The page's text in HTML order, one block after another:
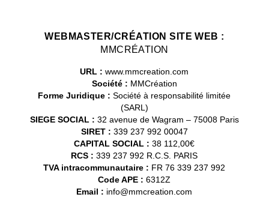
WEBMASTER/CRÉATION SITE WEB :
MMCRÉATION
URL :www.mmcreation.com
Société : MMCréation
Forme Juridique :Société à responsabilité limitée
(SARL)
SIEGE SOCIAL : 32 avenue de Wagram – 75008 Paris
SIRET : 339 237 992 00047
CAPITAL SOCIAL : 38 112,00€
RCS :339 237 992 R.C.S. PARIS
TVA intracommunautaire : FR 76 339 237 992
Code APE :6312Z
Email : info@mmcreation.com